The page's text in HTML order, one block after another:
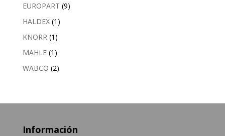
EUROPART (9)
HALDEX (1)
KNORR (1)
MAHLE (1)
WABCO (2)
Información